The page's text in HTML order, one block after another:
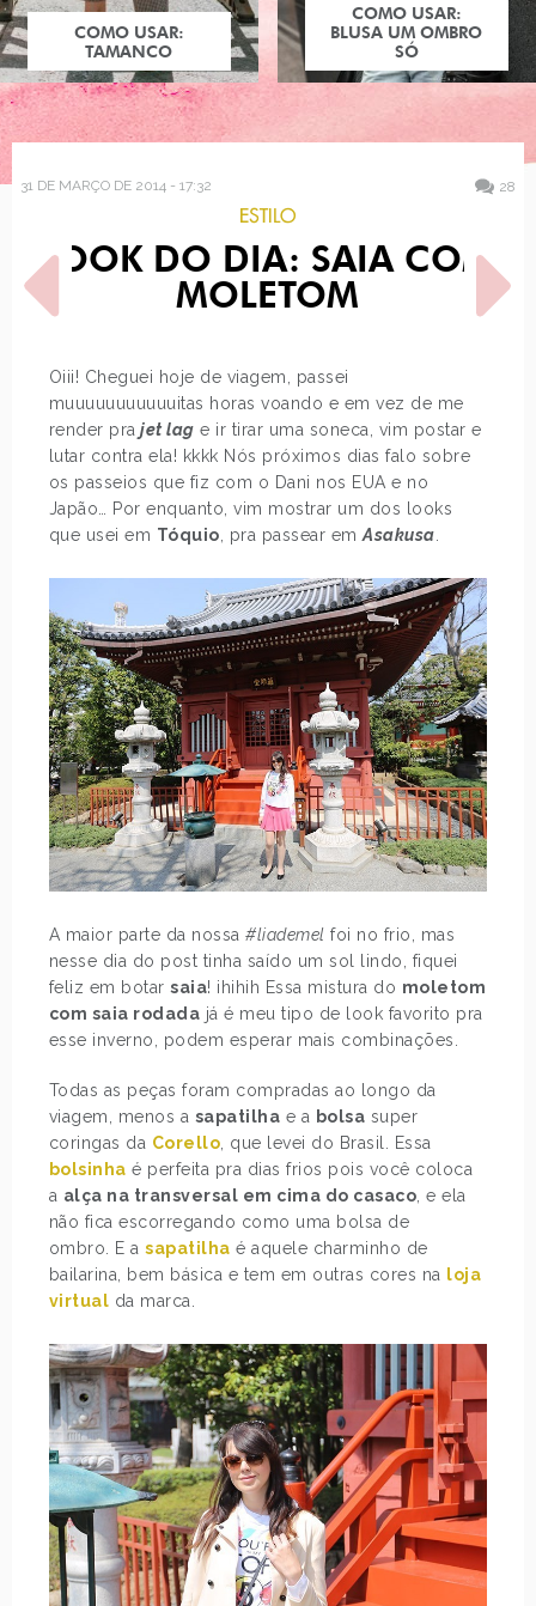
COMO USAR:
TAMANCO
COMO USAR:
BLUSA UM OMBRO
SÓ
31 DE MARÇO DE 2014 - 17:32 28
ESTILO
LOOK DO DIA: SAIA COM
MOLETOM
Oiii! Cheguei hoje de viagem, passei
muuuuuuuuuuuitas horas voando e em vez de me
render pra jet lag e ir tirar uma soneca, vim postar e
lutar contra ela! kkkk Nós próximos dias falo sobre
os passeios que fiz com o Dani nos EUA e no
Japão… Por enquanto, vim mostrar um dos looks
que usei em Tóquio , pra passear emAsakusa
A maior parte da nossa#liademel foi no frio, mas
nesse dia do post tinha saído um sol lindo, fiquei
feliz em botarsaia! ihihih Essa mistura do moletom
com saia rodada já é meu tipo de look favorito pra
esse inverno, podem esperar mais combinações.
Todas as peças foram compradas ao longo da
viagem, menos a sapatilha e a bolsa super
coringas da Corello , que levei do Brasil. Essa
bolsinha é perfeita pra dias frios pois você coloca
a alça na transversal em cima do casaco , e ela
não fica escorregando como uma bolsa de
ombro. E asapatilha é aquele charminho de
bailarina, bem básica e tem em outras cores na loja
virtual da marca.
POST ANTERIOR
ESTILO: BIANCA BIN
PRÓXIMO POST
DRINKS INSPIRADOS EM
PERSONAGENS DISNEY